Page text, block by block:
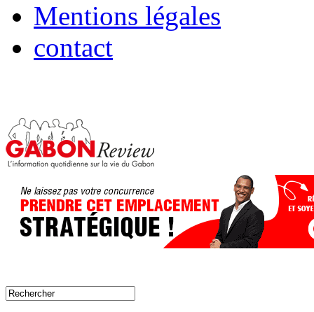
Mentions légales
contact